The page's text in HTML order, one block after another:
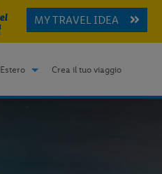
MY TRAVEL IDEA
Estero Crea il tuo viaggio